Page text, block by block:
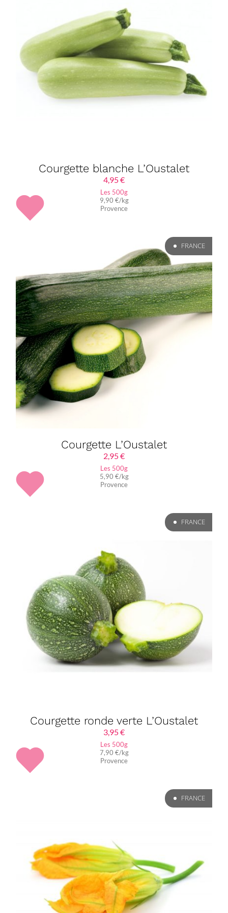
Courgette blanche L’Oustalet
4,95€
Les 500g
9,90 €/kg
Provence
FRANCE
Courgette L’Oustalet
2,95€
Les 500g
5,90 €/kg
Provence
FRANCE
Courgette ronde verte L’Oustalet
3,95€
Les 500g
7,90 €/kg
Provence
FRANCE